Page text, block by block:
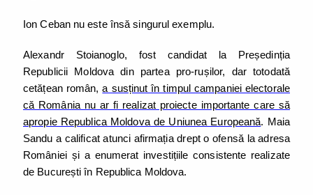
Ion Ceban nu este însă singurul exemplu.
Alexandr Stoianoglo, fost candidat la Președinția
Republicii Moldova din partea pro-rușilor, dar totodată
cetățean român,a susținut în timpul campaniei electorale
că România nu ar fi realizat proiecte importante care să
apropie Republica Moldova de Uniunea Europeană. Maia
Sandu a calificat atunci afirmația drept o ofensă la adresa
României și a enumerat investițiile consistente realizate
de București în Republica Moldova.